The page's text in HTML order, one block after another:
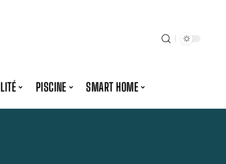
PISCINE SMART HOME